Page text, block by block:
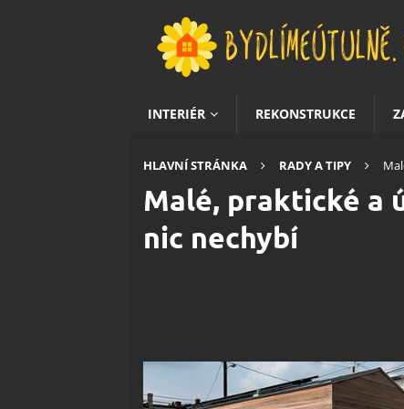
INTERIÉR REKONSTRUKCE
HLAVNÍ STRÁNKA RADY A TIPY
Malé, praktické a
nic nechybí